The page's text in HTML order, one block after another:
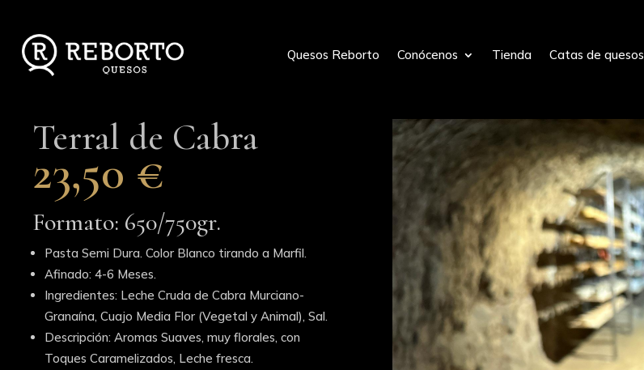
Quesos Reborto Conócenos Tienda Catas de quesos
Terral de Cabra
23,50 €
Formato: 650/750gr.
Pasta Semi Dura. Color Blanco tirando a Marfil.
Afinado: 4-6 Meses.
Ingredientes: Leche Cruda de Cabra Murciano-
Granaína, Cuajo Media Flor (Vegetal y Animal), Sal.
Descripción: Aromas Suaves, muy florales, con
Toques Caramelizados, Leche fresca.